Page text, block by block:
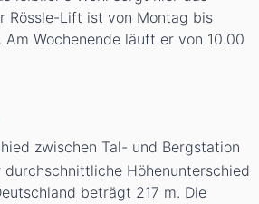
Rössle-Lift ist von Montag bis
Am Wochenende läuft er von 10.00
zwischen Tal- und Bergstation
durchschnittliche Höhenunterschied
beträgt 217 m. Die